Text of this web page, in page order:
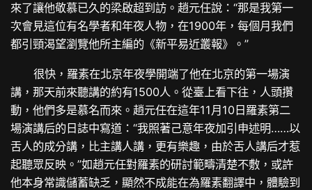
來了讓他敬慕已久的梁啟超到訪。趙元任說：“那是我第一
次會見這位有名學者和年夜人物，在1900年，每個月我們
都引頸渴望瀏覽他所主編的《新平易近叢報》。”
很快，羅素在北京年夜學開端了他在北京的第一場演
講，那天前來聽講的約有1500人。從臺上看下往，人頭攢
動，他們多是慕名而來。趙元任在這年11月10日羅素第二
場演講后的日誌中寫道：“我照著己意年夜加引申述明……以
舌人的成分講，比主講人講，更有樂趣，由於舌人講后才惹
起聽眾反映。”如趙元任對羅素的研討範疇清楚不敷，或許
他本身常識儲蓄缺乏，顯然不成能在為羅素翻譯中，體驗到